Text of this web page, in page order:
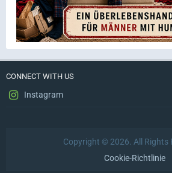
CONNECT WITH US
Instagram
Copyright © 2026. All Rights
Cookie-Richtlinie